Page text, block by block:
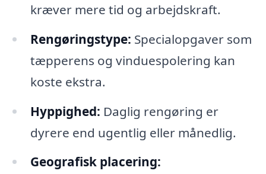
kræver mere tid og arbejdskraft.
Rengøringstype: Specialopgaver som
tæpperens og vinduespolering kan
koste ekstra.
Hyppighed: Daglig rengøring er
dyrere end ugentlig eller månedlig.
Geografisk placering: